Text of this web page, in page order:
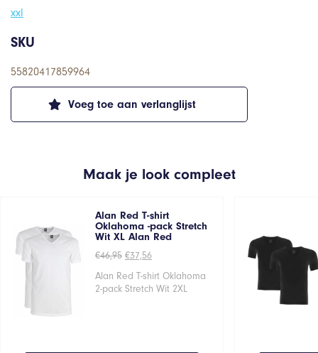
Voeg toe aan verlanglijst
xxl
SKU
55820417859964
Maak je look compleet
Alan Red T-shirt
Oklahoma -pack Stretch
Wit XL Alan Red
€46,95 Oorspronkelijke
was:
€46,95.
€37,56Huidige
is:
€37,56.
Alan Red T-shirt Oklahoma
2-pack Stretch Wit 2XL